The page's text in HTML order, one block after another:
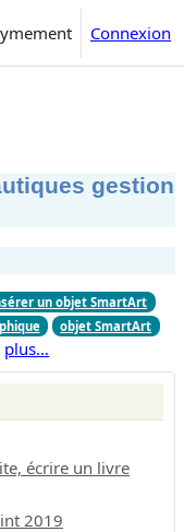
Connexion
gestion
un objet SmartArt
objet SmartArt
plus…
écrire un livre
2019